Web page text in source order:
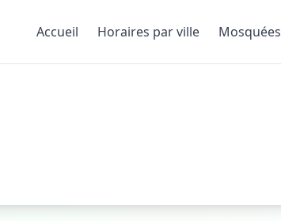
Accueil Horaires par ville Mosquées